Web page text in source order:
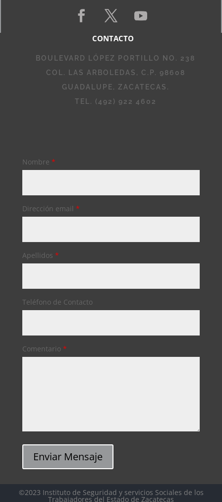
CONTACTO
BOULEVARD LÓPEZ PORTILLO NO. 238
COL. LAS ARBOLEDAS, C.P. 98608
GUADALUPE, ZACATECAS.
TEL. (492) 922 4602
Nombre *
Dirección email *
Apellidos *
Teléfono de Contacto
Comentario *
Enviar Mensaje
©2023 Instituto de Seguridad y servicios Sociales de los
Trabajadores del Estado de Zacatecas